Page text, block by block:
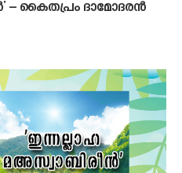
– കൈതപ്രം ദാമോദരൻ